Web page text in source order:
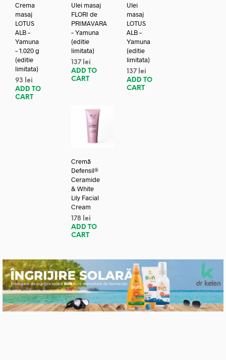
Crema
masaj
LOTUS
ALB –
Yamuna
– 1.020 g
(editie
limitata)
93
lei
ADD TO
CART
Ulei masaj
FLORI de
PRIMAVARA
– Yamuna
(editie
limitata)
137 lei
ADD TO
CART
Ulei
masaj
LOTUS
ALB –
Yamuna
(editie
limitata)
137 lei
ADD TO
CART
Cremă
Defensil®
Ceramide
& White
Lily Facial
Cream
178 lei
ADD TO
CART